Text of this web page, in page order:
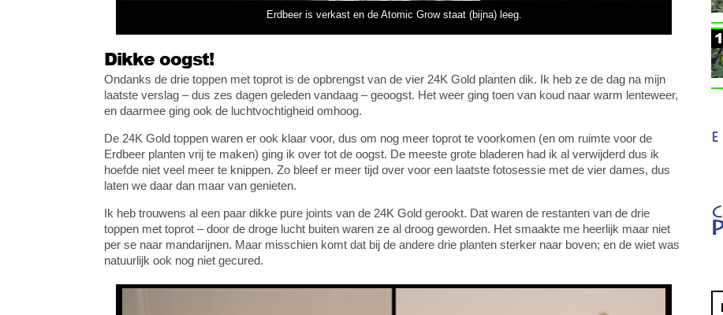
Erdbeer is verkast en de Atomic Grow staat (bijna) leeg.
Dikke oogst!
Ondanks de drie toppen met toprot is de opbrengst van de vier 24K Gold planten dik. Ik heb ze de dag na mijn
laatste verslag – dus zes dagen geleden vandaag – geoogst. Het weer ging toen van koud naar warm lenteweer,
en daarmee ging ook de luchtvochtigheid omhoog.
De 24K Gold toppen waren er ook klaar voor, dus om nog meer toprot te voorkomen (en om ruimte voor de
Erdbeer planten vrij te maken) ging ik over tot de oogst. De meeste grote bladeren had ik al verwijderd dus ik
hoefde niet veel meer te knippen. Zo bleef er meer tijd over voor een laatste fotosessie met de vier dames, dus
laten we daar dan maar van genieten.
Ik heb trouwens al een paar dikke pure joints van de 24K Gold gerookt. Dat waren de restanten van de drie
toppen met toprot – door de droge lucht buiten waren ze al droog geworden. Het smaakte me heerlijk maar niet
per se naar mandarijnen. Maar misschien komt dat bij de andere drie planten sterker naar boven; en de wiet was
natuurlijk ook nog niet gecured.